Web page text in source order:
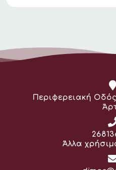
Διεύθυνση:
Περιφερειακή Οδός
Άλλα